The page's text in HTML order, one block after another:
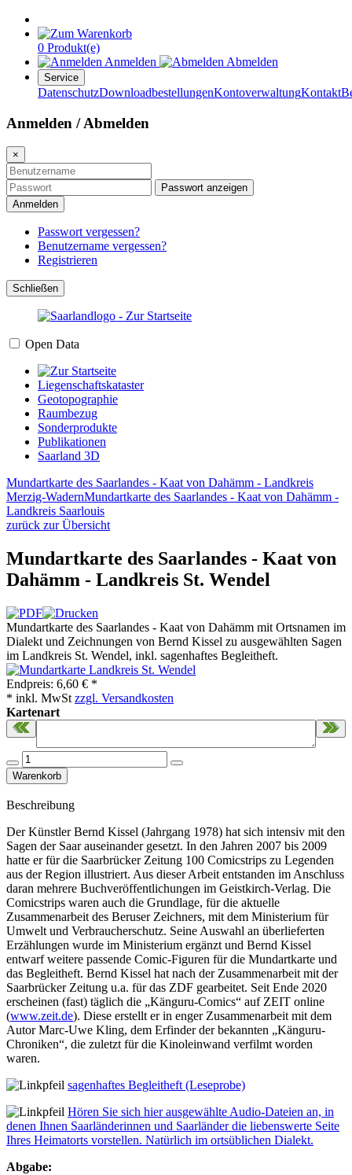
0 Produkt(e)
Anmelden
Abmelden
Service
DatenschutzDownloadbestellungenKontoverwaltungKontakt
Anmelden / Abmelden
×
Passwort anzeigen
Anmelden
Passwort vergessen?
Benutzername vergessen?
Registrieren
Schließen
Open Data
Liegenschaftskataster
Geotopographie
Raumbezug
Sonderprodukte
Publikationen
Saarland 3D
Mundartkarte des Saarlandes - Kaat von Dahämm - Landkreis
Merzig-WadernMundartkarte des Saarlandes - Kaat von Dahämm -
Landkreis Saarlouis
zurück zur Übersicht
Mundartkarte des Saarlandes - Kaat von
Dahämm - Landkreis St. Wendel
Mundartkarte des Saarlandes - Kaat von Dahämm mit Ortsnamen im
Dialekt und Zeichnungen von Bernd Kissel zu ausgewählten Sagen
im Landkreis St. Wendel, inkl. sagenhaftes Begleitheft.
Endpreis: 6,60 € *
* inkl. MwSt zzgl. Versandkosten
Kartenart
Beschreibung
Der Künstler Bernd Kissel (Jahrgang 1978) hat sich intensiv mit den
Sagen der Saar auseinander gesetzt. In den Jahren 2007 bis 2009
hatte er für die Saarbrücker Zeitung 100 Comicstrips zu Legenden
aus der Region illustriert. Aus dieser Arbeit entstanden im Anschluss
daran mehrere Buchveröffentlichungen im Geistkirch-Verlag. Die
Comicstrips waren auch die Grundlage, für die aktuelle
Zusammenarbeit des Beruser Zeichners, mit dem Ministerium für
Umwelt und Verbraucherschutz. Seine Auswahl an überlieferten
Erzählungen wurde im Ministerium ergänzt und Bernd Kissel
entwarf weitere passende Comic-Figuren für die Mundartkarte und
das Begleitheft. Bernd Kissel hat nach der Zusammenarbeit mit der
Saarbrücker Zeitung u.a. für das ZDF gearbeitet. Seit Ende 2020
erscheinen (fast) täglich die „Känguru-Comics“ auf ZEIT online
(www.zeit.de). Diese erstellt er in enger Zusammenarbeit mit dem
Autor Marc-Uwe Kling, dem Erfinder der bekannten „Känguru-
Chroniken“, die zuletzt für die Kinoleinwand verfilmt worden
waren.
sagenhaftes Begleitheft (Leseprobe)
Hören Sie sich hier ausgewählte Audio-Dateien an, in
denen Ihnen Saarländerinnen und Saarländer die liebenswerte Seite
Ihres Heimatorts vorstellen. Natürlich im ortsüblichen Dialekt.
Abgabe: